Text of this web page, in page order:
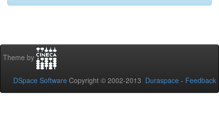
Theme by
DSpace Software Copyright © 2002-2013 Duraspace - Feedback